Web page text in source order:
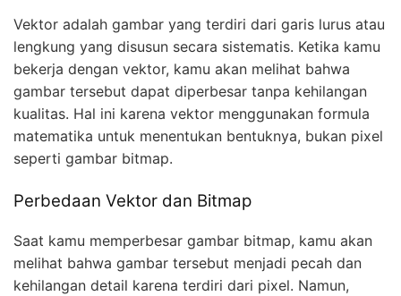
Vektor adalah gambar yang terdiri dari garis lurus atau
lengkung yang disusun secara sistematis. Ketika kamu
bekerja dengan vektor, kamu akan melihat bahwa
gambar tersebut dapat diperbesar tanpa kehilangan
kualitas. Hal ini karena vektor menggunakan formula
matematika untuk menentukan bentuknya, bukan pixel
seperti gambar bitmap.
Perbedaan Vektor dan Bitmap
Saat kamu memperbesar gambar bitmap, kamu akan
melihat bahwa gambar tersebut menjadi pecah dan
kehilangan detail karena terdiri dari pixel. Namun,